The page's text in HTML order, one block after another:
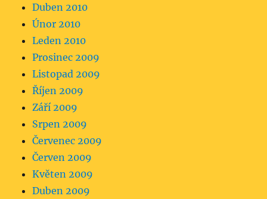
Duben 2010
Únor 2010
Leden 2010
Prosinec 2009
Listopad 2009
Říjen 2009
Září 2009
Srpen 2009
Červenec 2009
Červen 2009
Květen 2009
Duben 2009